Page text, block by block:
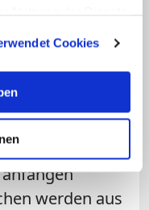
Cookies
denn wir
in diesem Jahr
werden aus